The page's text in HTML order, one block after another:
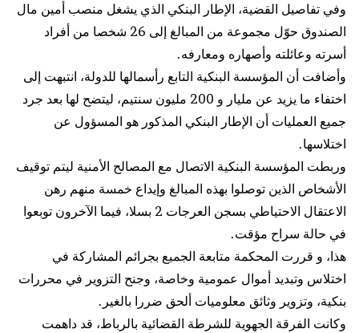
وفي تفاصيل القضية، الإطار البنكي الذي يشغل منصب أمين مال
الصندوق حوّل مجموعة من المبالغ إلى 26 شخصا من أفراد
أسرته وعائلته وأصهاره ومعارفه.
وأضافت أن المؤسسة البنكية التابع رأسمالها للدولة، انتبهت إلى
اختفاء ما يزيد عن مليار و 200 مليون سنتيم، ليتضح لها بعد جرد
جميع العمليات أن الإطار البنكي المذكور هو المسؤول عن
اختلاسها.
وربطت المؤسسة البنكية الاتصال مع المصالح الأمنية ليتم توقيف
الأشخاص الذين توصلوا بهذه المبالغ وإيداع خمسة منهم رهن
الاعتقال الاحتياطي بسجن العرجات 2 بسلا، فيما الآخرون توبعوا
في حالة سراح مؤقت.
هذا، و قررت المحكمة متابعة الجميع بجرائم المشاركة في
اختلاس وتبديد أموال عمومية وخاصة، وجنح التزوير في محررات
بنكية، وتزوير وثائق معلوميات ألحق ضررا بالغير.
وكانت الفرقة الجهوية للشرطة القضائية بالرباط، قد داهمت